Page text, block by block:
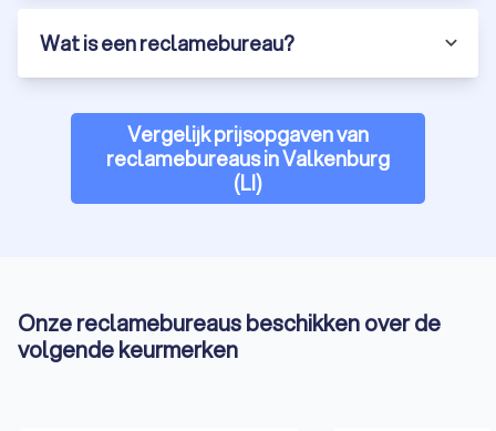
Wat is een reclamebureau?
Vergelijk prijsopgaven van
reclamebureaus in Valkenburg
(LI)
Onze reclamebureaus beschikken over de
volgende keurmerken